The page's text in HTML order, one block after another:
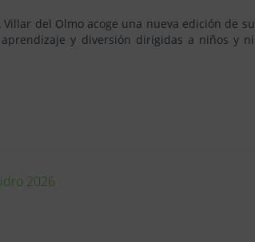
del Olmo acoge una nueva edición de
y diversión dirigidas a niños y
2026